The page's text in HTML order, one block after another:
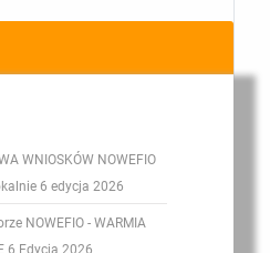
WNIOSKÓW NOWEFIO
6 edycja 2026
NOWEFIO - WARMIA
6 Edycja 2026